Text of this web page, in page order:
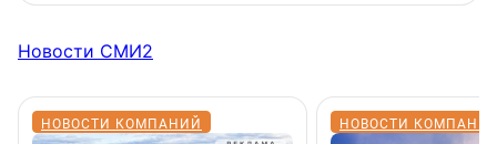
Новости СМИ2
НОВОСТИ КОМПАНИЙ НОВОСТИ